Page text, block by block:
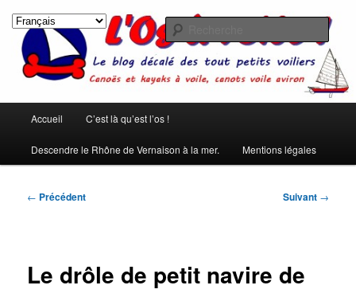
contenu
principalL'os à voile !
(Pierre Dac)
principal
Accueil C’est là qu’est l’os !
Descendre le Rhône de Vernaison à la mer. Mentions légales
Navigation
← Précédent Suivant →
Le drôle de petit navire de